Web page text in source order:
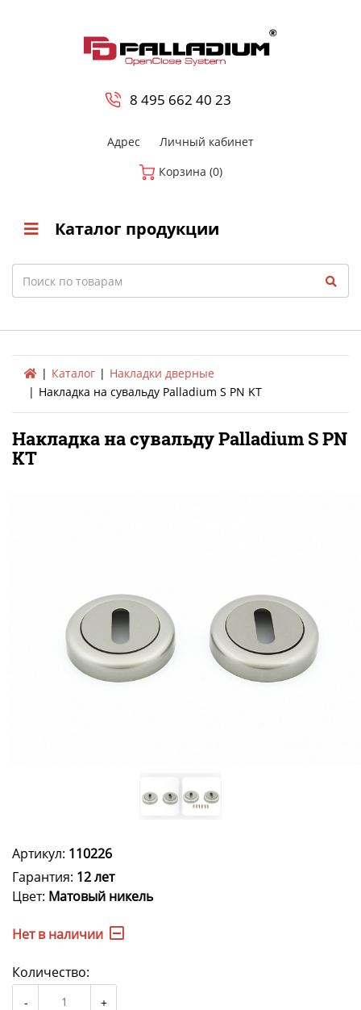
8 495 662 40 23
Адрес
Личный кабинет
Корзина (0)
Каталог продукции
Search
Каталог
Накладки дверные
Накладка на сувальду Palladium S PN KT
Накладка на сувальду Palladium S PN
KT
Артикул: 110226
Гарантия: 12 лет
Цвет: Матовый никель
Нет в наличии
Количество: